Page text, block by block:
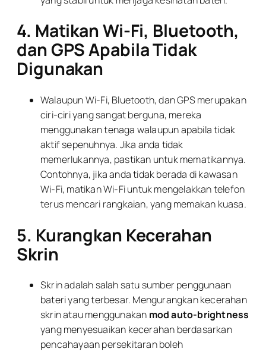
4. Matikan Wi-Fi, Bluetooth,
dan GPS Apabila Tidak
Digunakan
Walaupun Wi-Fi, Bluetooth, dan GPS merupakan
ciri-ciri yang sangat berguna, mereka
menggunakan tenaga walaupun apabila tidak
aktif sepenuhnya. Jika anda tidak
memerlukannya, pastikan untuk mematikannya.
Contohnya, jika anda tidak berada di kawasan
Wi-Fi, matikan Wi-Fi untuk mengelakkan telefon
terus mencari rangkaian, yang memakan kuasa.
5. Kurangkan Kecerahan
Skrin
Skrin adalah salah satu sumber penggunaan
bateri yang terbesar. Mengurangkan kecerahan
skrin atau menggunakan mod auto-brightness
yang menyesuaikan kecerahan berdasarkan
pencahayaan persekitaran boleh